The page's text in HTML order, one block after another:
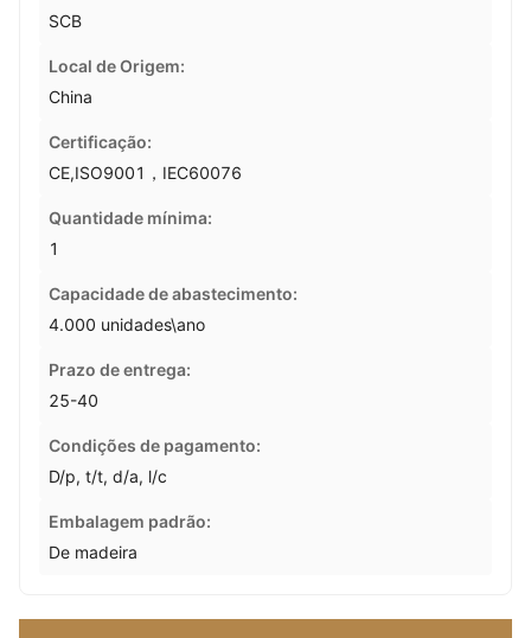
SCB
Local de Origem:
China
Certificação:
CE,ISO9001，IEC60076
Quantidade mínima:
1
Capacidade de abastecimento:
4.000 unidades\ano
Prazo de entrega:
25-40
Condições de pagamento:
D/p, t/t, d/a, l/c
Embalagem padrão:
De madeira